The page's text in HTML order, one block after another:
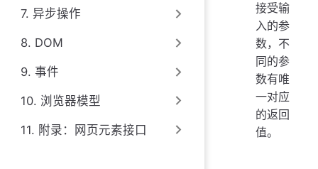
7. 异步操作
8. DOM
9. 事件
10. 浏览器模型
11. 附录：网页元素接口
接受输
入的参
数，不
同的参
数有唯
一对应
的返回
值。